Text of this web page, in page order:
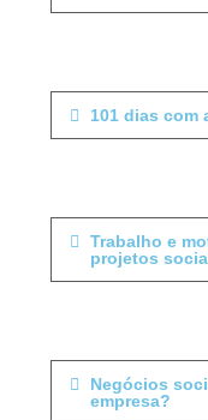
101 dias com
Trabalho e
projetos
Negócios
empresa?